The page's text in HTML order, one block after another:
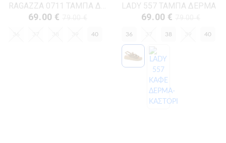
69.00 €
40
LADY 557 ΤΑΜΠΑ ΔΕΡΜΑ
69.00 €
36 38 40